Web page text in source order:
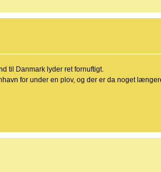
til Danmark lyder ret fornuftigt.
for under en plov, og der er da noget